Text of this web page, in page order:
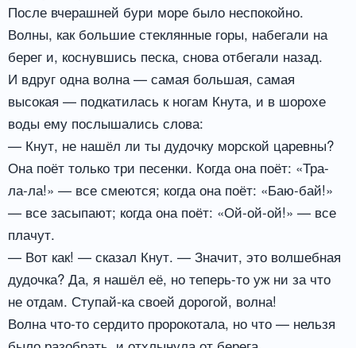
После вчерашней бури море было неспокойно.
Волны, как большие стеклянные горы, набегали на
берег и, коснувшись песка, снова отбегали назад.
И вдруг одна волна — самая большая, самая
высокая — подкатилась к ногам Кнута, и в шорохе
воды ему послышались слова:
— Кнут, не нашёл ли ты дудочку морской царевны?
Она поёт только три песенки. Когда она поёт: «Тра-
ла-ла!» — все смеются; когда она поёт: «Баю-бай!»
— все засыпают; когда она поёт: «Ой-ой-ой!» — все
плачут.
— Вот как! — сказал Кнут. — Значит, это волшебная
дудочка? Да, я нашёл её, но теперь-то уж ни за что
не отдам. Ступай-ка своей дорогой, волна!
Волна что-то сердито пророкотала, но что — нельзя